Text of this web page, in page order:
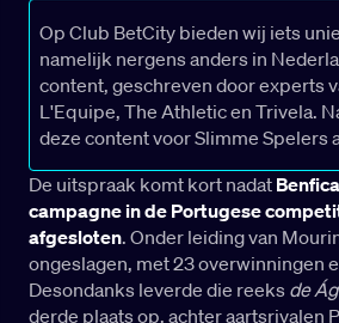
Op Club BetCity bieden wij iets
namelijk nergens anders in
content, geschreven door experts
L'Equipe, The Athletic en Trivela.
deze content voor Slimme Spelers
De uitspraak komt kort nadat
campagne in de Portugese
afgesloten. Onder leiding van
ongeslagen, met 23 overwinningen
Desondanks leverde die reeks de
derde plaats op, achter aartsrivalen